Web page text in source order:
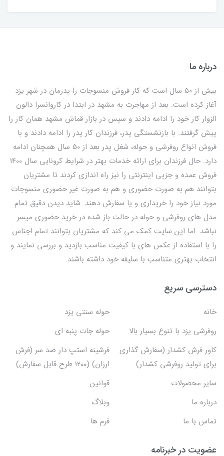
درباره ما
بیش از 50 سال است که کار فروش منسوجات را پدرمان در شهر یزد
آغاز کرده است. بعد از مهاجرت به مشهد در ابتدا در کاروانسرا دالون
الزوار کار خود را ادامه دادند و سپس در بازار قماش مشهد همان کار را
پیش گرفتند. با بازنشستگی پدر، فرزندان کار پدر را ادامه دادند و با
فروش انواع روفرشی و حوله، شغل پدر بعد از 50 سال همچنان ادامه
دارد. حال فرزندان برای ارائه خدمات بهتر در شرایط کرونایی سال 1400
فروش عمده و جزیی اینترنتی را نیز راه اندازی کردند تا مشتریان
بتوانند هم به صورت حضوری و هم به صورت غیر حضوری منسوجات
مورد نیاز خود را خریداری و یا سفارش دهند. شاید دیدن دقیق تمام
مدل های روفرشی و حوله در حالت باز شده در خرید حضوری میسر
نباشد. اما این سایت کمک می کند که مشتریان بتوانند تمام اجناس
را با استفاده از عکس های با کیفیت مناسب بازدید و بررسی نمایند و
انتخاب بهتری متناسب با سلیقه خود داشته باشند.
دسترسی سریع
خانه
حوله سنتی یزد
روفرشی یزد با تنوع بسیار بالا
حوله جات پنبه ای
کاور فرش کشدار (سفارش گذاری
برای تولید روفرشی کشدار)
فرشینه استپ دار ضد سر (فرش
ارزان) (۱۲۰۰ طرح قابل سفارش)
سایر محصولات
قوانین
درباره ما
وبلاگ
تماس با ما
فرم ها
عضویت در خبرنامه